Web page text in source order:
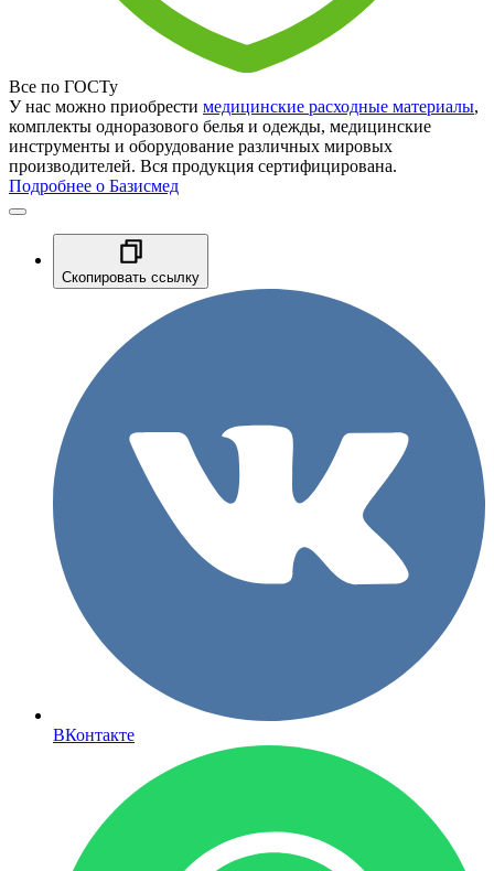
Все по ГОСТу
У нас можно приобрести медицинские расходные материалы,
комплекты одноразового белья и одежды, медицинские
инструменты и оборудование различных мировых
производителей. Вся продукция сертифицирована.
Подробнее о Базисмед
Скопировать ссылку
ВКонтакте